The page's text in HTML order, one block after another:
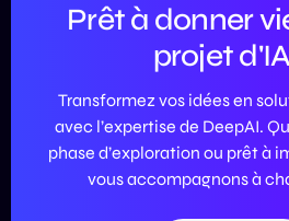
Prêt à donner
projet
Transformez vos idées en
avec l’expertise de DeepAI.
phase d’exploration ou prêt à
vous accompagnons à